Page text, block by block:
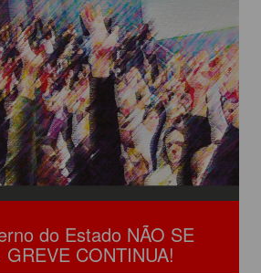
do Estado NÃO SE
CONTINUA!